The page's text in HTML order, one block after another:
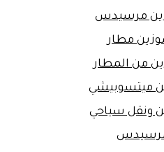
مرسيدس
مطار
من المطار
ميتسوبيشي
ونقل سياحي
مرسيدس